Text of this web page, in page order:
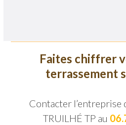
Faites chiffrer
terrassement
Contacter l’entreprise
TRUILHÉ TP au